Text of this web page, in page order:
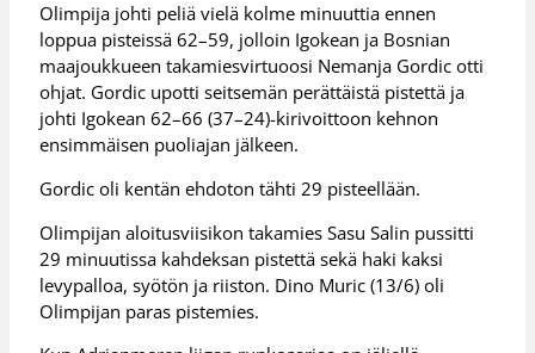
Olimpija johti peliä vielä kolme minuuttia ennen
loppua pisteissä 62–59, jolloin Igokean ja Bosnian
maajoukkueen takamiesvirtuoosi Nemanja Gordic otti
ohjat. Gordic upotti seitsemän perättäistä pistettä ja
johti Igokean 62–66 (37–24)-kirivoittoon kehnon
ensimmäisen puoliajan jälkeen.
Gordic oli kentän ehdoton tähti 29 pisteellään.
Olimpijan aloitusviisikon takamies Sasu Salin pussitti
29 minuutissa kahdeksan pistettä sekä haki kaksi
levypalloa, syötön ja riiston. Dino Muric (13/6) oli
Olimpijan paras pistemies.